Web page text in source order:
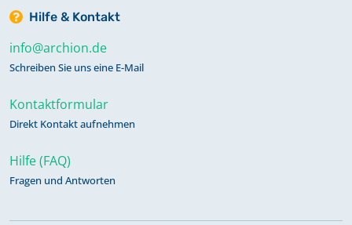
Hilfe & Kontakt
info@archion.de
Schreiben Sie uns eine E-Mail
Kontaktformular
Direkt Kontakt aufnehmen
Hilfe (FAQ)
Fragen und Antworten